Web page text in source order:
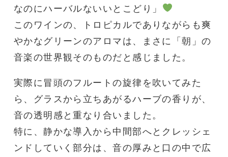
なのにハーバルないいとこどり」
このワインの、トロピカルでありながらも爽
やかなグリーンのアロマは、まさに「朝」の
音楽の世界観そのものだと感じました。
実際に冒頭のフルートの旋律を吹いてみた
ら、グラスから立ちあがるハーブの香りが、
音の透明感と重なり合いました。
特に、静かな導入から中間部へとクレッシェ
ンドしていく部分は、音の厚みと口の中で広